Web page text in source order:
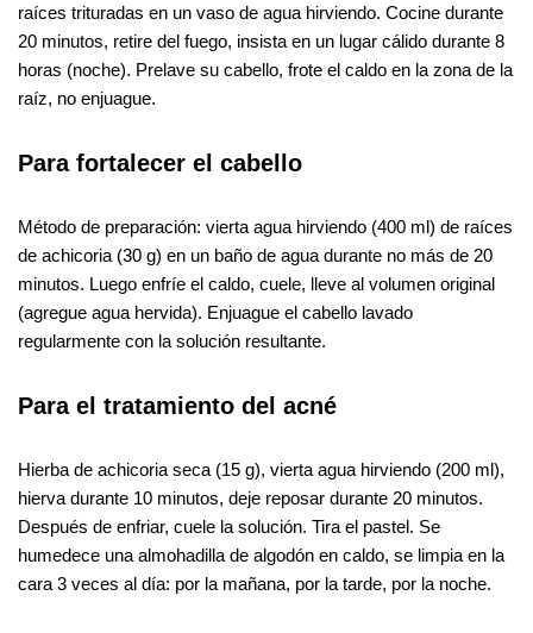
raíces trituradas en un vaso de agua hirviendo. Cocine durante
20 minutos, retire del fuego, insista en un lugar cálido durante 8
horas (noche). Prelave su cabello, frote el caldo en la zona de la
raíz, no enjuague.
Para fortalecer el cabello
Método de preparación: vierta agua hirviendo (400 ml) de raíces
de achicoria (30 g) en un baño de agua durante no más de 20
minutos. Luego enfríe el caldo, cuele, lleve al volumen original
(agregue agua hervida). Enjuague el cabello lavado
regularmente con la solución resultante.
Para el tratamiento del acné
Hierba de achicoria seca (15 g), vierta agua hirviendo (200 ml),
hierva durante 10 minutos, deje reposar durante 20 minutos.
Después de enfriar, cuele la solución. Tira el pastel. Se
humedece una almohadilla de algodón en caldo, se limpia en la
cara 3 veces al día: por la mañana, por la tarde, por la noche.